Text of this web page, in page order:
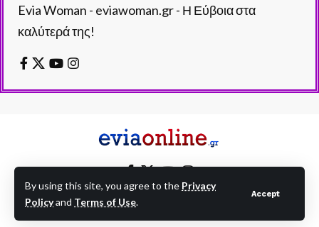
By using this site, you agree to the Privacy
Policyand Terms of Use.
Accept
Evia Woman - eviawoman.gr - Η Εύβοια στα
καλύτερά της!
EVIAONLINE © eviaonline.gr - All Rights Reserved.